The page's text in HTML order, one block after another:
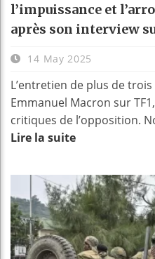
l’impuissance et
après son interview
14 May 2025
L’entretien de plus de
Emmanuel Macron sur
critiques de l’opposition.
Lire la suite